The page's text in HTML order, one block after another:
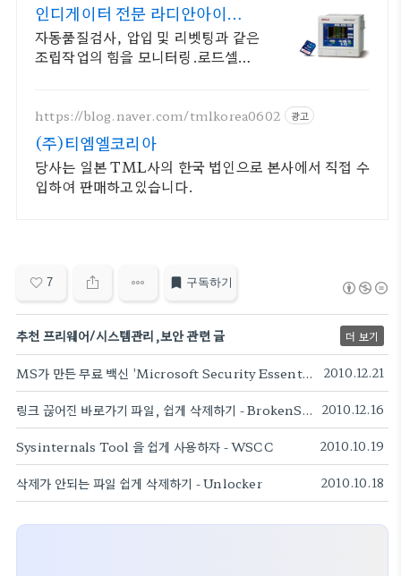
인디게이터 전문 라디안아이
UNIPULSE
자동품질검사, 압입 및 리벳팅과 같은
조립작업의 힘을 모니터링.로드셀과
https://blog.naver.com/tmlkorea0602 광고
(주)티엠엘코리아
당사는 일본 TML사의 한국 법인으로 본사에서 직접 수
입하여 판매하고있습니다.
7 구독하기
추천 프리웨어/시스템관리,보안 관련 글 더 보기
MS가 만든 무료 백신 'Microsoft Security Essentials' 전격 해부 2010.12.21
링크 끊어진 바로가기 파일, 쉽게 삭제하기 - BrokenShortcutFixer 2010.12.16
Sysinternals Tool 을 쉽게 사용하자 - WSCC 2010.10.19
삭제가 안되는 파일 쉽게 삭제하기 - Unlocker 2010.10.18